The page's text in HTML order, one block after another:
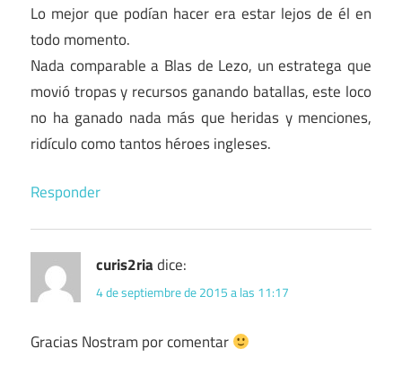
Lo mejor que podían hacer era estar lejos de él en
todo momento.
Nada comparable a Blas de Lezo, un estratega que
movió tropas y recursos ganando batallas, este loco
no ha ganado nada más que heridas y menciones,
ridículo como tantos héroes ingleses.
Responder
curis2riadice:
4 de septiembre de 2015 a las 11:17
Gracias Nostram por comentar